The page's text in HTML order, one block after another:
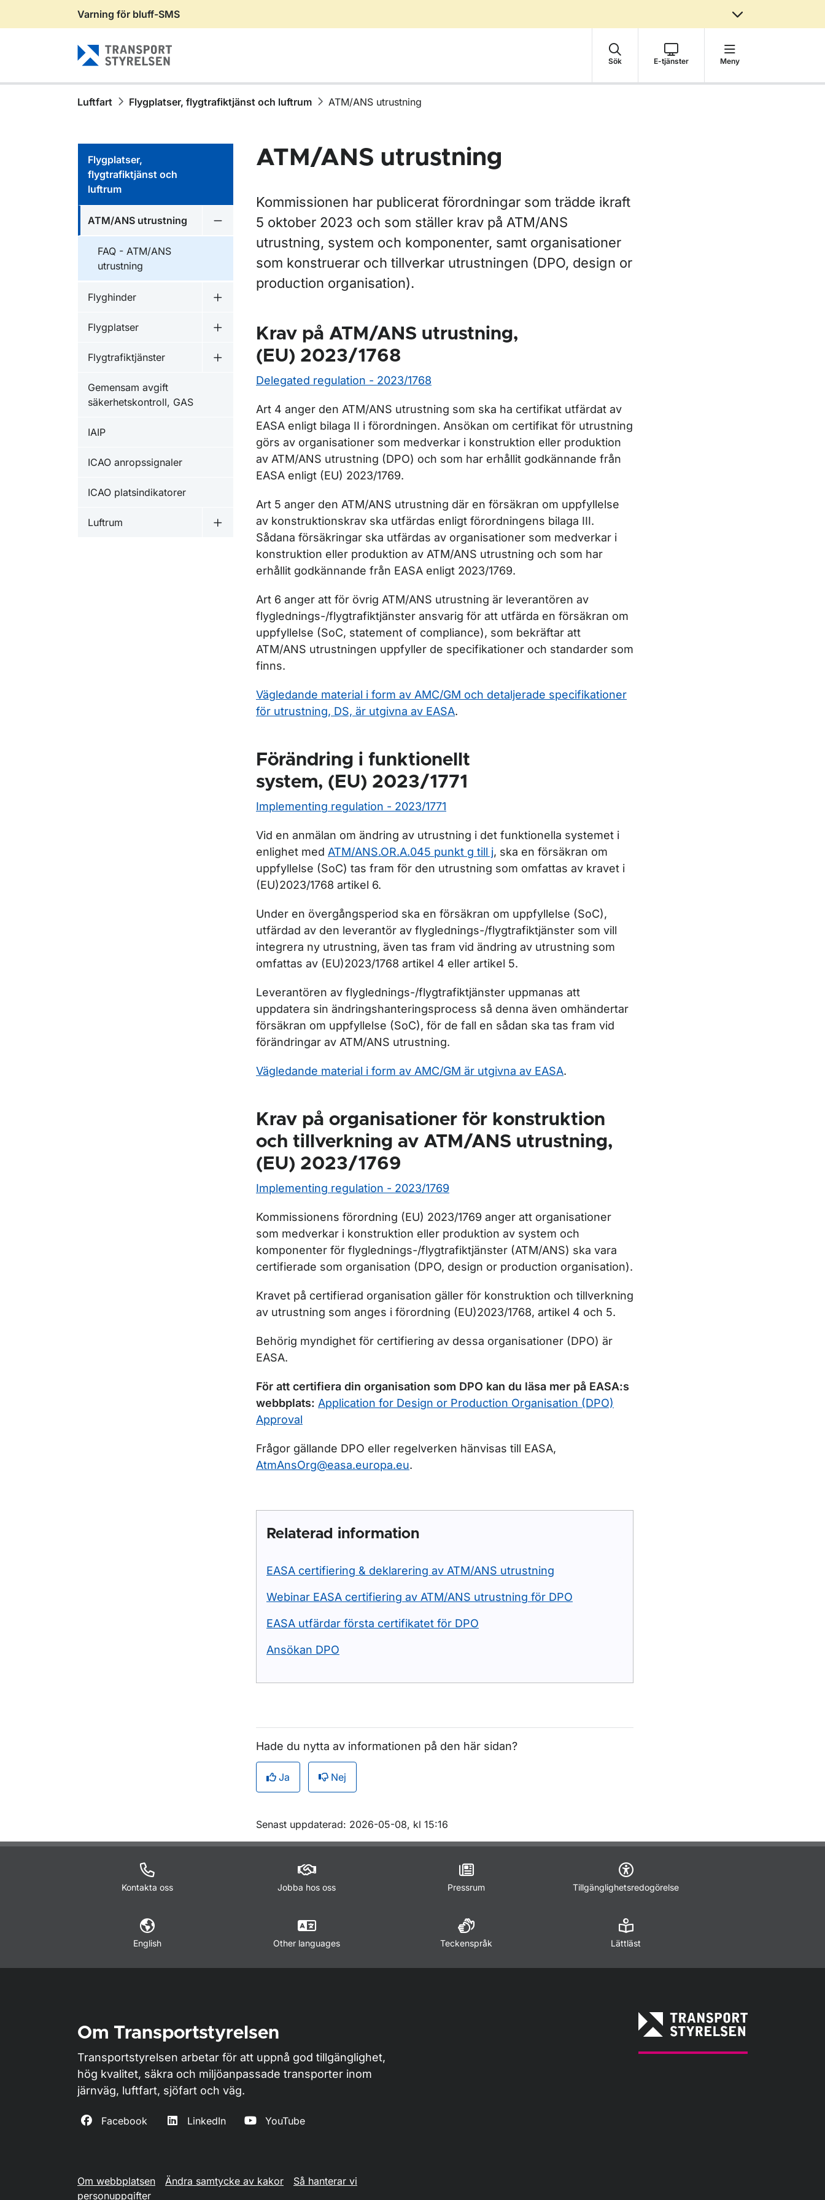
Gå till sidans innehåll
Varning för bluff-SMS
Sök E-tjänster Meny
Luftfart Flygplatser, flygtrafiktjänst och luftrum ATM/ANS utrustning
Flygplatser,
flygtrafiktjänst och
luftrum
ATM/ANS utrustning
Undermeny för ATM/ANS utrustning
FAQ - ATM/ANS
utrustning
Flyghinder
Undermeny för Flyghinder
Flygplatser
Undermeny för Flygplatser
Flygtrafiktjänster
Undermeny för Flygtrafiktjänster
Gemensam avgift
säkerhetskontroll, GAS
IAIP
ICAO anropssignaler
ICAO platsindikatorer
Luftrum
Undermeny för Luftrum
ATM/ANS utrustning
Kommissionen har publicerat förordningar som trädde ikraft
5 oktober 2023 och som ställer krav på ATM/ANS
utrustning, system och komponenter, samt organisationer
som konstruerar och tillverkar utrustningen (DPO, design or
production organisation).
Krav på ATM/ANS utrustning,
(EU) 2023/1768
Delegated regulation - 2023/1768
Art 4 anger den ATM/ANS utrustning som ska ha certifikat utfärdat av
EASA enligt bilaga II i förordningen. Ansökan om certifikat för utrustning
görs av organisationer som medverkar i konstruktion eller produktion
av ATM/ANS utrustning (DPO) och som har erhållit godkännande från
EASA enligt (EU) 2023/1769.
Art 5 anger den ATM/ANS utrustning där en försäkran om uppfyllelse
av konstruktionskrav ska utfärdas enligt förordningens bilaga III.
Sådana försäkringar ska utfärdas av organisationer som medverkar i
konstruktion eller produktion av ATM/ANS utrustning och som har
erhållit godkännande från EASA enligt 2023/1769.
Art 6 anger att för övrig ATM/ANS utrustning är leverantören av
flyglednings-/flygtrafiktjänster ansvarig för att utfärda en försäkran om
uppfyllelse (SoC, statement of compliance), som bekräftar att
ATM/ANS utrustningen uppfyller de specifikationer och standarder som
finns.
Vägledande material i form av AMC/GM och detaljerade specifikationer
för utrustning, DS, är utgivna av EASA.
Förändring i funktionellt
system, (EU) 2023/1771
Implementing regulation - 2023/1771
Vid en anmälan om ändring av utrustning i det funktionella systemet i
enlighet med ATM/ANS.OR.A.045 punkt g till j, ska en försäkran om
uppfyllelse (SoC) tas fram för den utrustning som omfattas av kravet i
(EU)2023/1768 artikel 6.
Under en övergångsperiod ska en försäkran om uppfyllelse (SoC),
utfärdad av den leverantör av flyglednings-/flygtrafiktjänster som vill
integrera ny utrustning, även tas fram vid ändring av utrustning som
omfattas av (EU)2023/1768 artikel 4 eller artikel 5.
Leverantören av flyglednings-/flygtrafiktjänster uppmanas att
uppdatera sin ändringshanteringsprocess så denna även omhändertar
försäkran om uppfyllelse (SoC), för de fall en sådan ska tas fram vid
förändringar av ATM/ANS utrustning.
Vägledande material i form av AMC/GM är utgivna av EASA.
Krav på organisationer för konstruktion
och tillverkning av ATM/ANS utrustning,
(EU) 2023/1769
Implementing regulation - 2023/1769
Kommissionens förordning (EU) 2023/1769 anger att organisationer
som medverkar i konstruktion eller produktion av system och
komponenter för flyglednings-/flygtrafiktjänster (ATM/ANS) ska vara
certifierade som organisation (DPO, design or production organisation).
Kravet på certifierad organisation gäller för konstruktion och tillverkning
av utrustning som anges i förordning (EU)2023/1768, artikel 4 och 5.
Behörig myndighet för certifiering av dessa organisationer (DPO) är
EASA.
För att certifiera din organisation som DPO kan du läsa mer på EASA:s
webbplats: Application for Design or Production Organisation (DPO)
Approval
Frågor gällande DPO eller regelverken hänvisas till EASA,
AtmAnsOrg@easa.europa.eu.
Relaterad information
EASA certifiering & deklarering av ATM/ANS utrustning
Webinar EASA certifiering av ATM/ANS utrustning för DPO
EASA utfärdar första certifikatet för DPO
Ansökan DPO
Hade du nytta av informationen på den här sidan?
Ja Nej
Om sidan
Senast uppdaterad: 2026-05-08, kl 15:16
Kontakta oss Jobba hos oss Pressrum Tillgänglighetsredogörelse
English Other languages Teckenspråk Lättläst
Om Transportstyrelsen
Transportstyrelsen arbetar för att uppnå god tillgänglighet,
hög kvalitet, säkra och miljöanpassade transporter inom
järnväg, luftfart, sjöfart och väg.
Facebook LinkedIn YouTube
Om webbplatsen Ändra samtycke av kakor
Så hanterar vi
personuppgifter